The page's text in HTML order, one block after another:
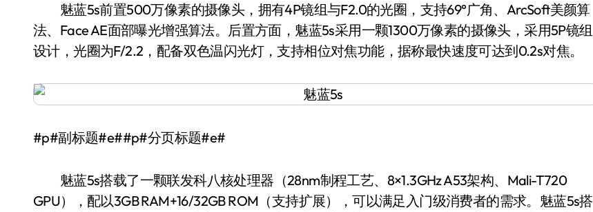
魅蓝5s前置500万像素的摄像头，拥有4P镜组与F2.0的光圈，支持69°广角、ArcSoft美颜算
法、Face AE面部曝光增强算法。后置方面，魅蓝5s采用一颗1300万像素的摄像头，采用5P镜组
设计，光圈为F/2.2，配备双色温闪光灯，支持相位对焦功能，据称最快速度可达到0.2s对焦。
#p#副标题#e##p#分页标题#e#
魅蓝5s搭载了一颗联发科八核处理器（28nm制程工艺、8×1.3GHz A53架构、Mali-T720
GPU），配以3GB RAM+16/32GB ROM（支持扩展），可以满足入门级消费者的需求。魅蓝5s搭